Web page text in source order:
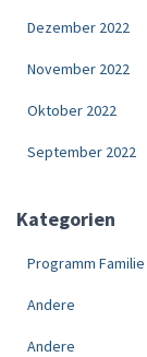
Dezember 2022
November 2022
Oktober 2022
September 2022
Kategorien
Programm Familie
Andere
Andere